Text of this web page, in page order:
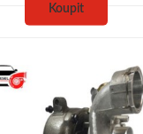
Koupit